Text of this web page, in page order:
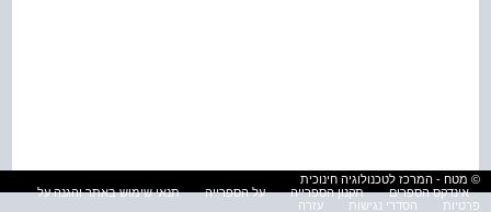
© מטח - המרכז לטכנולוגיה חינוכית
אינדקס הספרים
תקנון הספרייה על הספרייה
תנאי שימוש באתר והגנה על
פרטיות
הסדרי נגישות עזרה